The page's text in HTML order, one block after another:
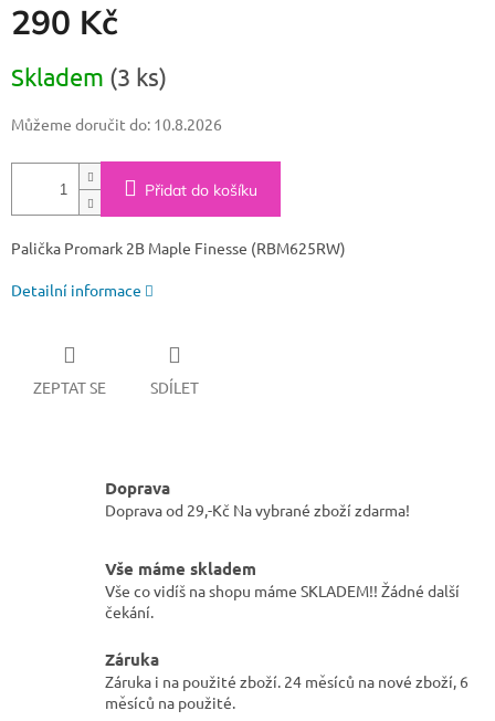
290 Kč
cena:
Skladem (3 ks)
Můžeme doručit do: 10.8.2026
Přidat do košíku
Palička Promark 2B Maple Finesse (RBM625RW)
Detailní informace
ZEPTAT SE SDÍLET
Doprava
Doprava od 29,-Kč Na vybrané zboží zdarma!
Vše máme skladem
Vše co vidíš na shopu máme SKLADEM!! Žádné další
čekání.
Záruka
Záruka i na použité zboží. 24 měsíců na nové zboží, 6
měsíců na použité.